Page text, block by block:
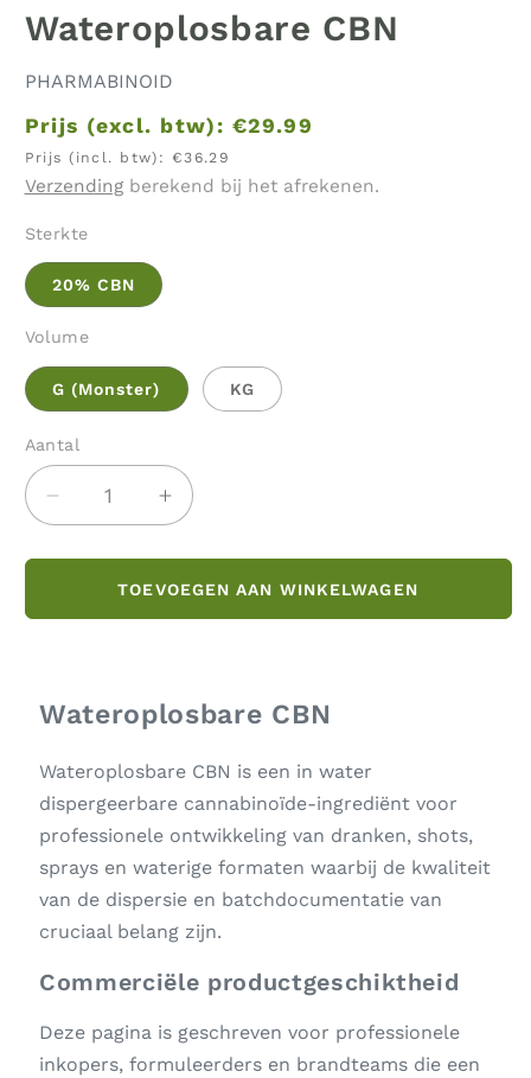
Wateroplosbare CBN
PHARMABINOID
Prijs (excl. btw): €29.99
Prijs (incl. btw): €36.29
Verzendingberekend bij het afrekenen.
Sterkte
20% CBN
Volume
G (Monster) KG
Aantal
Aantal
Aantal
verlagen
voor
Wateroplosbare
CBN
Aantal
verhogen
voor
Wateroplosbare
CBN
TOEVOEGEN AAN WINKELWAGEN
Wateroplosbare CBN
Wateroplosbare CBN is een in water
dispergeerbare cannabinoïde-ingrediënt voor
professionele ontwikkeling van dranken, shots,
sprays en waterige formaten waarbij de kwaliteit
van de dispersie en batchdocumentatie van
cruciaal belang zijn.
Commerciële productgeschiktheid
Deze pagina is geschreven voor professionele
inkopers, formuleerders en brandteams die een